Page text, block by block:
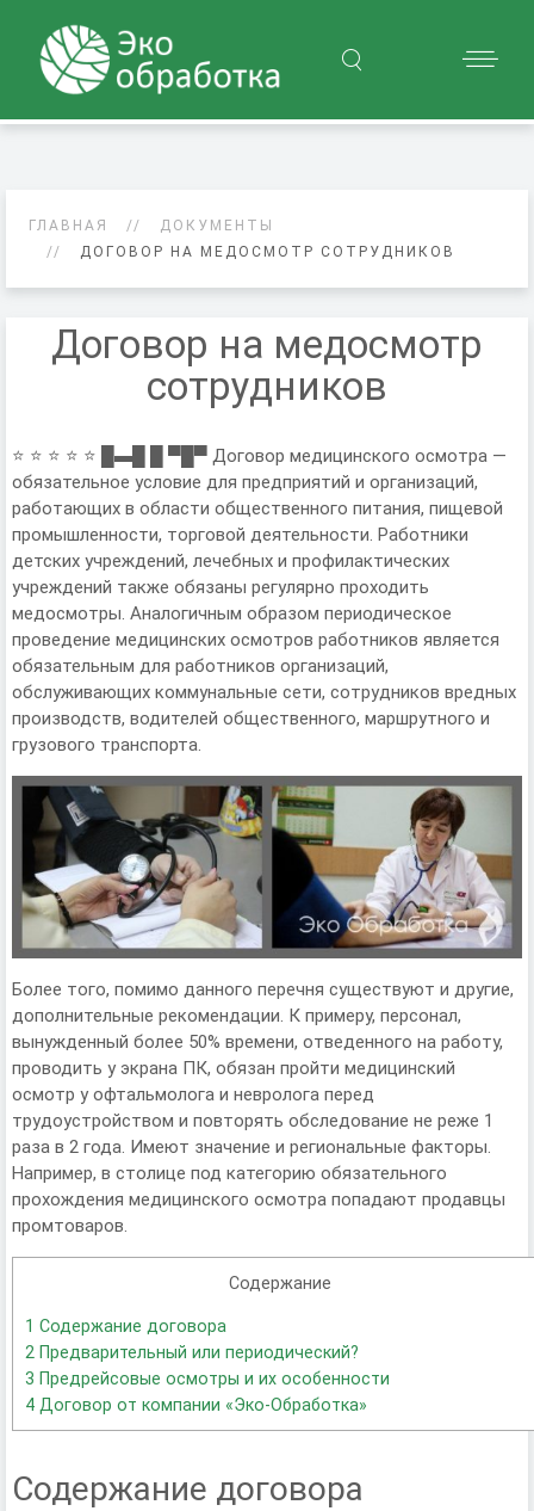
ГЛАВНАЯ
ДОКУМЕНТЫ
ДОГОВОР НА МЕДОСМОТР СОТРУДНИКОВ
Договор на медосмотр
сотрудников
⭐ ⭐ ⭐ ⭐ ⭐ █▬█ █ ▀█▀ Договор медицинского осмотра —
обязательное условие для предприятий и организаций,
работающих в области общественного питания, пищевой
промышленности, торговой деятельности. Работники
детских учреждений, лечебных и профилактических
учреждений также обязаны регулярно проходить
медосмотры. Аналогичным образом периодическое
проведение медицинских осмотров работников является
обязательным для работников организаций,
обслуживающих коммунальные сети, сотрудников вредных
производств, водителей общественного, маршрутного и
грузового транспорта.
Более того, помимо данного перечня существуют и другие,
дополнительные рекомендации. К примеру, персонал,
вынужденный более 50% времени, отведенного на работу,
проводить у экрана ПК, обязан пройти медицинский
осмотр у офтальмолога и невролога перед
трудоустройством и повторять обследование не реже 1
раза в 2 года. Имеют значение и региональные факторы.
Например, в столице под категорию обязательного
прохождения медицинского осмотра попадают продавцы
промтоваров.
Содержание
1 Содержание договора
2 Предварительный или периодический?
3 Предрейсовые осмотры и их особенности
4 Договор от компании «Эко-Обработка»
Содержание договора